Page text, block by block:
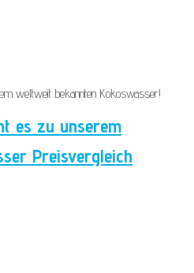
weltweit bekannten Kokoswasser!
es zu unserem
Preisvergleich